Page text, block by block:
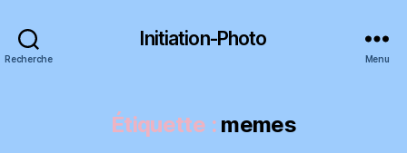
Recherche
Initiation-Photo
Menu
Étiquette : memes